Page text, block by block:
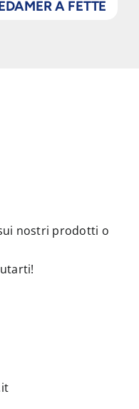
A FETTE
nostri prodotti o